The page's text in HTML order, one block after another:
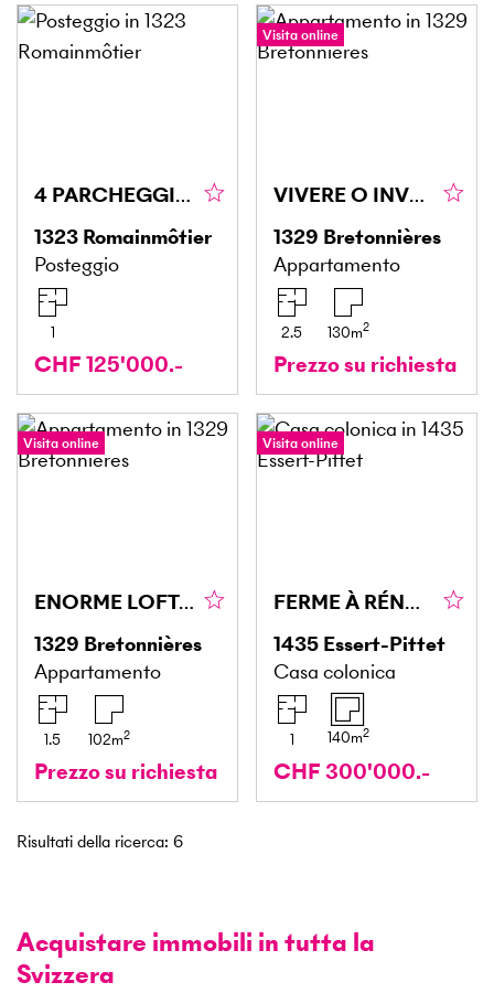
4 PARCHEGGI, OPPORTUNITÀ DI INVESTIMENTO
1323 Romainmôtier
Posteggio
1
CHF 125'000.-
Visita online
VIVERE O INVESTIRE: UN LUOGO SENZA TEMPO
1329 Bretonnières
Appartamento
2.5 130m2
Prezzo su richiesta
Visita online
ENORME LOFT UNICO
1329 Bretonnières
Appartamento
1.5 102m2
Prezzo su richiesta
Visita online
FERME À RÉNOVER
1435 Essert-Pittet
Casa colonica
1 140m2
CHF 300'000.-
Risultati della ricerca: 6
Acquistare immobili in tutta la
Svizzera